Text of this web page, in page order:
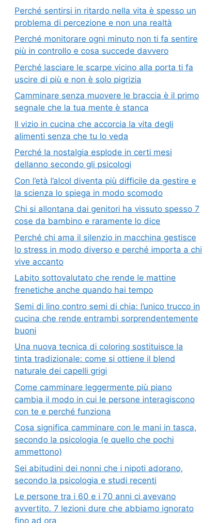
Perché sentirsi in ritardo nella vita è spesso un
problema di percezione e non una realtà
Perché monitorare ogni minuto non ti fa sentire
più in controllo e cosa succede davvero
Perché lasciare le scarpe vicino alla porta ti fa
uscire di più e non è solo pigrizia
Camminare senza muovere le braccia è il primo
segnale che la tua mente è stanca
Il vizio in cucina che accorcia la vita degli
alimenti senza che tu lo veda
Perché la nostalgia esplode in certi mesi
dellanno secondo gli psicologi
Con l’età l’alcol diventa più difficile da gestire e
la scienza lo spiega in modo scomodo
Chi si allontana dai genitori ha vissuto spesso 7
cose da bambino e raramente lo dice
Perché chi ama il silenzio in macchina gestisce
lo stress in modo diverso e perché importa a chi
vive accanto
Labito sottovalutato che rende le mattine
frenetiche anche quando hai tempo
Semi di lino contro semi di chia: l’unico trucco in
cucina che rende entrambi sorprendentemente
buoni
Una nuova tecnica di coloring sostituisce la
tinta tradizionale: come si ottiene il blend
naturale dei capelli grigi
Come camminare leggermente più piano
cambia il modo in cui le persone interagiscono
con te e perché funziona
Cosa significa camminare con le mani in tasca,
secondo la psicologia (e quello che pochi
ammettono)
Sei abitudini dei nonni che i nipoti adorano,
secondo la psicologia e studi recenti
Le persone tra i 60 e i 70 anni ci avevano
avvertito. 7 lezioni dure che abbiamo ignorato
fino ad ora